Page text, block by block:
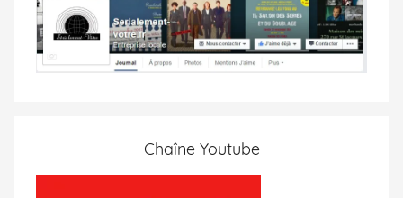
Chaîne Youtube